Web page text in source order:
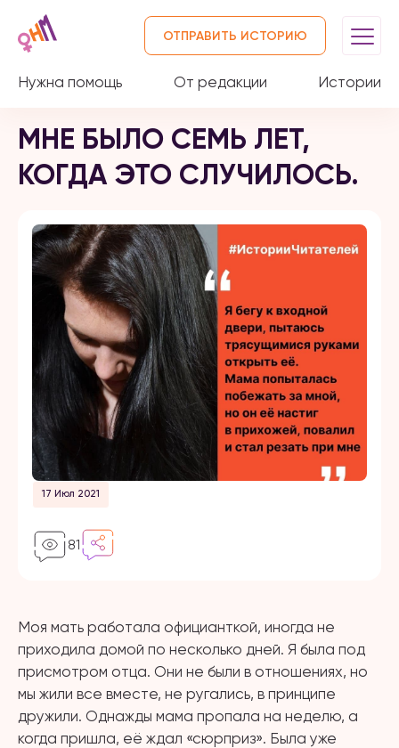
Нужна помощь От редакции Истории
ОТПРАВИТЬ ИСТОРИЮ
МНЕ БЫЛО СЕМЬ ЛЕТ,
КОГДА ЭТО СЛУЧИЛОСЬ.
17 Июл 2021
81
Моя мать работала официанткой, иногда не
приходила домой по несколько дней. Я была под
присмотром отца. Они не были в отношениях, но
мы жили все вместе, не ругались, в принципе
дружили. Однажды мама пропала на неделю, а
когда пришла, её ждал «сюрприз». Была уже